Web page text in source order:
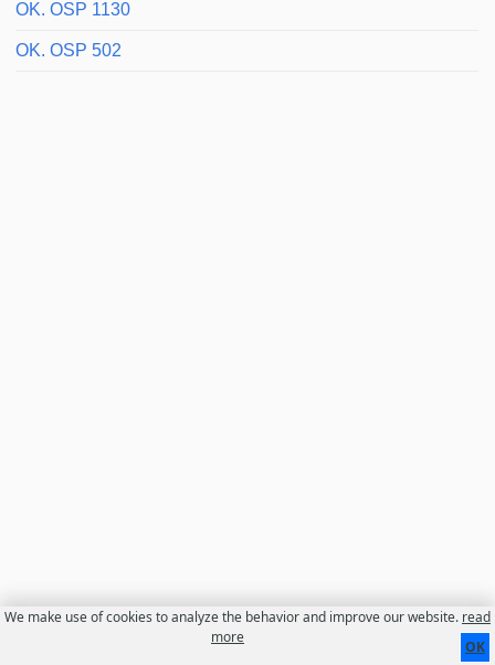
OK. OSP 1130
OK. OSP 502
Disclaimer
We make use of cookies to analyze the behavior and improve our website. read
more
OK